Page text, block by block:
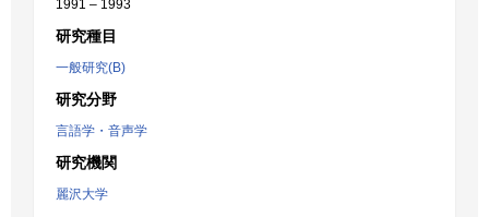
1991 – 1993
研究種目
一般研究(B)
研究分野
言語学・音声学
研究機関
麗沢大学